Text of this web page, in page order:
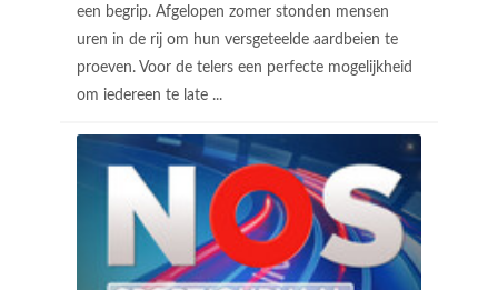
een begrip. Afgelopen zomer stonden mensen
uren in de rij om hun versgeteelde aardbeien te
proeven. Voor de telers een perfecte mogelijkheid
om iedereen te late ...